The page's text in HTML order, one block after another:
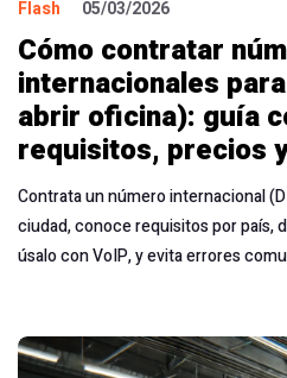
Flash 05/03/2026
Cómo contratar
internacionales
abrir oficina): guía
requisitos, precios
Contrata un número internacional
ciudad, conoce requisitos por país,
úsalo con VoIP, y evita errores